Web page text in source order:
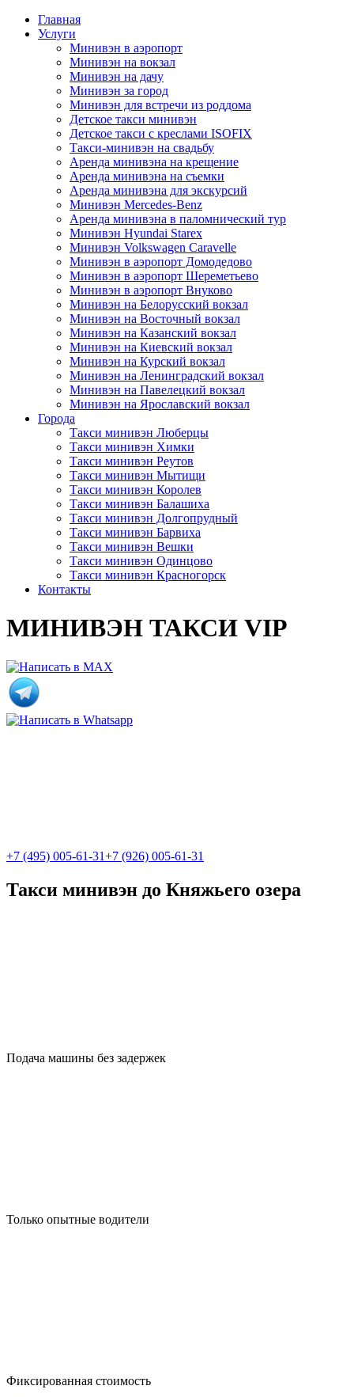
Главная
Услуги
Минивэн в аэропорт
Минивэн на вокзал
Минивэн на дачу
Минивэн за город
Минивэн для встречи из роддома
Детское такси минивэн
Детское такси с креслами ISOFIX
Такси-минивэн на свадьбу
Аренда минивэна на крещение
Аренда минивэна на съемки
Аренда минивэна для экскурсий
Минивэн Mercedes-Benz
Аренда минивэна в паломнический тур
Минивэн Hyundai Starex
Минивэн Volkswagen Caravelle
Минивэн в аэропорт Домодедово
Минивэн в аэропорт Шереметьево
Минивэн в аэропорт Внуково
Минивэн на Белорусский вокзал
Минивэн на Восточный вокзал
Минивэн на Казанский вокзал
Минивэн на Киевский вокзал
Минивэн на Курский вокзал
Минивэн на Ленинградский вокзал
Минивэн на Павелецкий вокзал
Минивэн на Ярославский вокзал
Города
Такси минивэн Люберцы
Такси минивэн Химки
Такси минивэн Реутов
Такси минивэн Мытищи
Такси минивэн Королев
Такси минивэн Балашиха
Такси минивэн Долгопрудный
Такси минивэн Барвиха
Такси минивэн Вешки
Такси минивэн Одинцово
Такси минивэн Красногорск
Контакты
МИНИВЭН ТАКСИ VIP
+7 (495) 005-61-31+7 (926) 005-61-31
Такси минивэн до Княжьего озера
Подача машины без задержек
Только опытные водители
Фиксированная стоимость